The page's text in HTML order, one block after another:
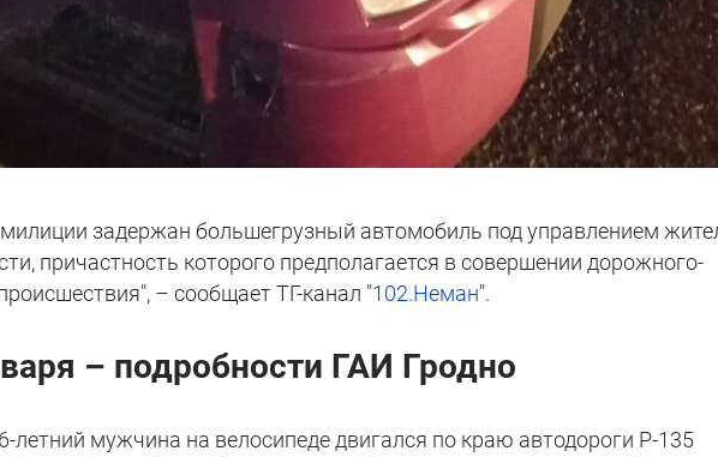
задержан большегрузный автомобиль под управлением
причастность которого предполагается в совершении дорожного-
– сообщает ТГ-канал "102.Неман".
– подробности ГАИ Гродно
летний мужчина на велосипеде двигался по краю автодороги Р-135